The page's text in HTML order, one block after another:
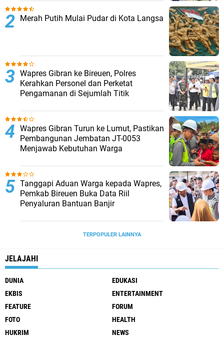
Merah Putih Mulai Pudar di Kota Langsa
Wapres Gibran ke Bireuen, Polres
Kerahkan Personel dan Perketat
Pengamanan di Sejumlah Titik
Wapres Gibran Turun ke Lumut, Pastikan
Pembangunan Jembatan JT-0053
Menjawab Kebutuhan Warga
Tanggapi Aduan Warga kepada Wapres,
Pemkab Bireuen Buka Data Riil
Penyaluran Bantuan Banjir
TERPOPULER LAINNYA
JELAJAHI
DUNIA
EDUKASI
EKBIS
ENTERTAINMENT
FEATURE
FORUM
FOTO
HEALTH
HUKRIM
NEWS